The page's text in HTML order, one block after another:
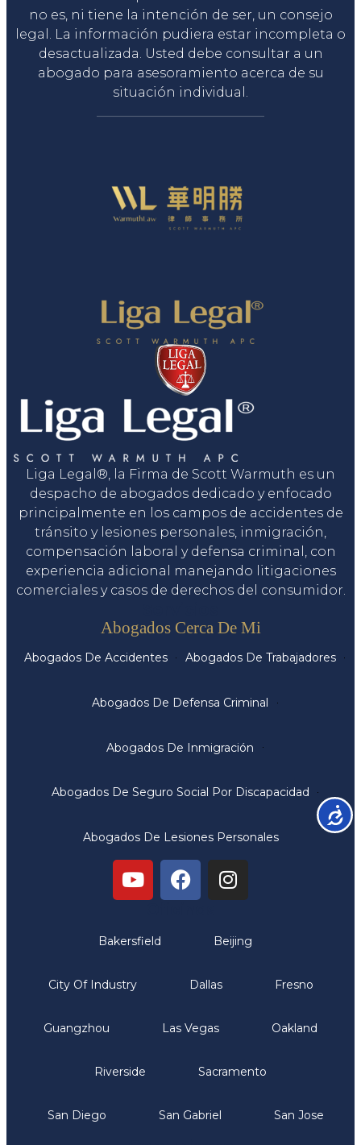
no es, ni tiene la intención de ser, un consejo
legal. La información pudiera estar incompleta o
desactualizada. Usted debe consultar a un
abogado para asesoramiento acerca de su
situación individual.
Liga Legal®, la Firma de Scott Warmuth es un
despacho de abogados dedicado y enfocado
principalmente en los campos de accidentes de
tránsito y lesiones personales, inmigración,
compensación laboral y defensa criminal, con
experiencia adicional manejando litigaciones
comerciales y casos de derechos del consumidor.
Abogados Cerca De Mi
Abogados De Accidentes Abogados De Trabajadores
Abogados De Defensa Criminal
Abogados De Inmigración
Abogados De Seguro Social Por Discapacidad
Abogados De Lesiones Personales
Bakersfield Beijing
City Of Industry Dallas Fresno
Guangzhou Las Vegas Oakland
Riverside Sacramento
San Diego San Gabriel San Jose